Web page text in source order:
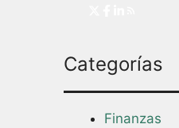
Categorías
Finanzas